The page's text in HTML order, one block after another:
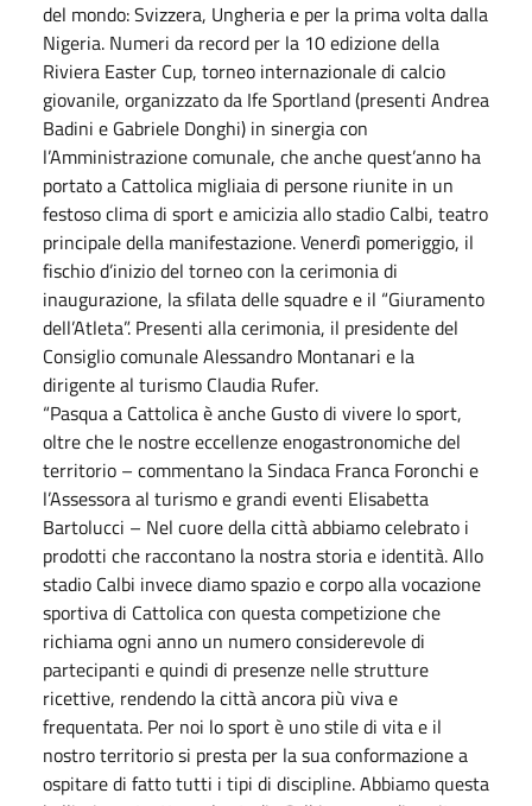
del mondo: Svizzera, Ungheria e per la prima volta dalla
Nigeria. Numeri da record per la 10 edizione della
Riviera Easter Cup, torneo internazionale di calcio
giovanile, organizzato da Ife Sportland (presenti Andrea
Badini e Gabriele Donghi) in sinergia con
l’Amministrazione comunale, che anche quest’anno ha
portato a Cattolica migliaia di persone riunite in un
festoso clima di sport e amicizia allo stadio Calbi, teatro
principale della manifestazione. Venerdì pomeriggio, il
fischio d’inizio del torneo con la cerimonia di
inaugurazione, la sfilata delle squadre e il “Giuramento
dell’Atleta”. Presenti alla cerimonia, il presidente del
Consiglio comunale Alessandro Montanari e la
dirigente al turismo Claudia Rufer.
“Pasqua a Cattolica è anche Gusto di vivere lo sport,
oltre che le nostre eccellenze enogastronomiche del
territorio – commentano la Sindaca Franca Foronchi e
l’Assessora al turismo e grandi eventi Elisabetta
Bartolucci – Nel cuore della città abbiamo celebrato i
prodotti che raccontano la nostra storia e identità. Allo
stadio Calbi invece diamo spazio e corpo alla vocazione
sportiva di Cattolica con questa competizione che
richiama ogni anno un numero considerevole di
partecipanti e quindi di presenze nelle strutture
ricettive, rendendo la città ancora più viva e
frequentata. Per noi lo sport è uno stile di vita e il
nostro territorio si presta per la sua conformazione a
ospitare di fatto tutti i tipi di discipline. Abbiamo questa